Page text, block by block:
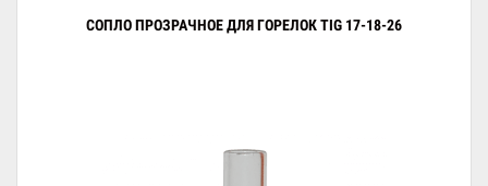
СОПЛО ПРОЗРАЧНОЕ ДЛЯ ГОРЕЛОК TIG 17-18-26